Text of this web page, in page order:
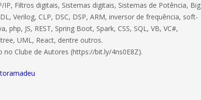
IP, Filtros digitais, Sistemas digitais, Sistemas de Potência, Big
Verilog, CLP, DSC, DSP, ARM, inversor de frequência, soft-
php, JS, REST, Spring Boot, Spark, CSS, SQL, VB, VC#,
UML, React, dentre outros.
Clube de Autores (https://bit.ly/4ns0E8Z).